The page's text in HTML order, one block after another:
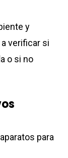
y
verificar si
o si no
para